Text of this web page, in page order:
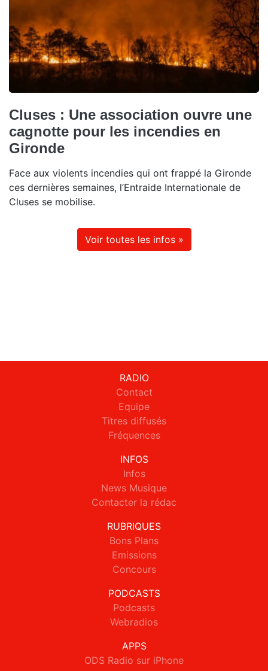
Cluses : Une association ouvre une
cagnotte pour les incendies en
Gironde
Face aux violents incendies qui ont frappé la Gironde
ces dernières semaines, l’Entraide Internationale de
Cluses se mobilise.
Voir toutes les infos »
RADIO
Contact
Equipe
Titres diffusés
Fréquences
INFOS
Infos
News Musique
Contacter la rédac
RUBRIQUES
Bons Plans
Emissions
Concours
PODCASTS
Podcasts
Webradios
APPS
ODS Radio sur iPhone